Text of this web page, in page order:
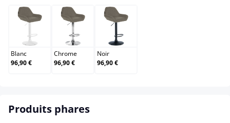
Blanc
Blanc
96,90 €
Chrome
Chrome
96,90 €
Noir
Noir
96,90 €
Produits phares